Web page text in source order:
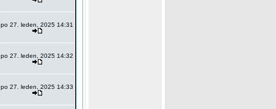
po 27. leden, 2025 14:31
po 27. leden, 2025 14:32
po 27. leden, 2025 14:33